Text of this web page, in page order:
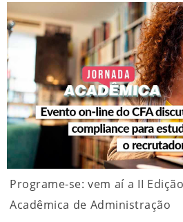
Programe-se: vem aí a II
Acadêmica de Administração